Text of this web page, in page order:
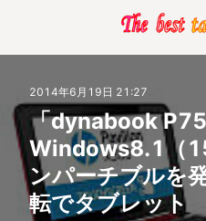
2014年6月19日 21:27
「dynabook
Windows8.1（
ンパーチブルを
転でタブレット